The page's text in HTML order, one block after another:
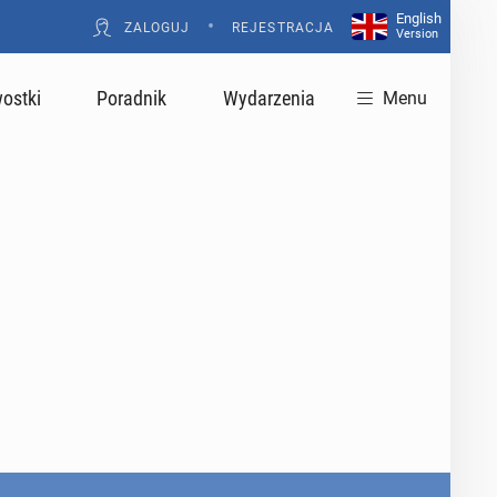
ZALOGUJ • REJESTRACJA
English
Version
Poradnik Wydarzenia Menu